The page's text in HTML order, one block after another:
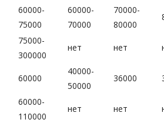
60000-
75000
60000-
70000
70000-
80000
75000-
300000
нет нет
60000
40000-
50000
36000
60000-
110000
нет нет